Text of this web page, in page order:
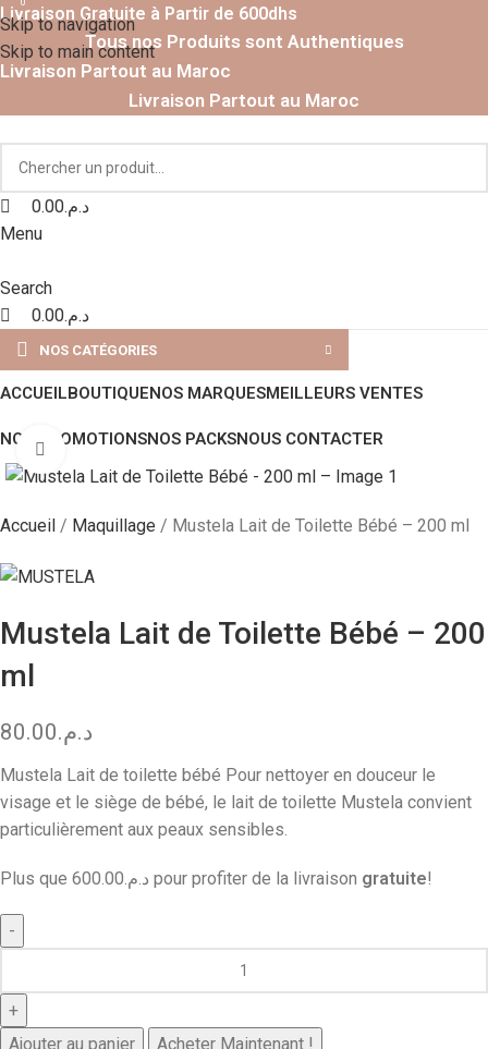
Skip to navigation
Skip to main content
Livraison Gratuite à Partir de 600dhs
Tous nos Produits sont Authentiques
Livraison Partout au Maroc
Livraison Partout au Maroc
0
د.م.0.00
Menu
Search
0
د.م.0.00
NOS CATÉGORIES
ACCUEILBOUTIQUENOS MARQUESMEILLEURS VENTES
NOS PROMOTIONSNOS PACKSNOUS CONTACTER
Click to enlarge
Accueil Maquillage Mustela Lait de Toilette Bébé – 200 ml
Mustela Lait de Toilette Bébé – 200
ml
د.م.80.00
Mustela Lait de toilette bébé Pour nettoyer en douceur le
visage et le siège de bébé, le lait de toilette Mustela convient
particulièrement aux peaux sensibles.
Plus que د.م. 600.00 pour profiter de la livraison gratuite!
Ajouter au panier
Acheter Maintenant !